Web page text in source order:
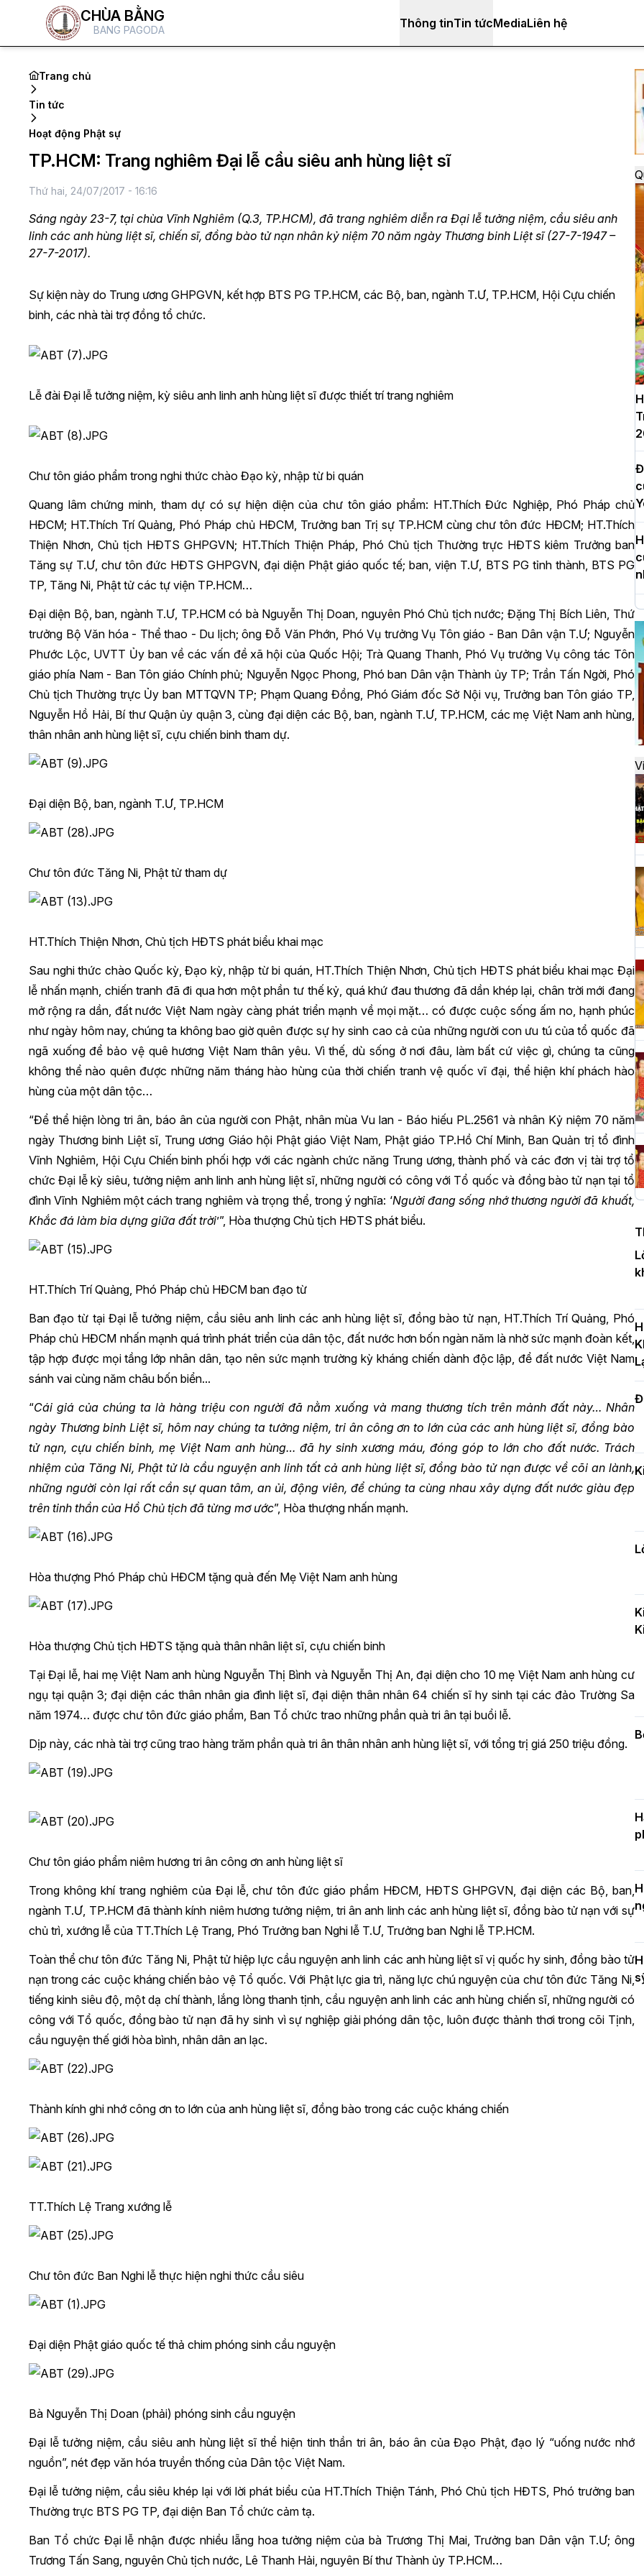
CHÙA BẰNG
BANG PAGODA Thông tinTin tứcMediaLiên hệ
Trang chủ
Tin tức
Hoạt động Phật sự
TP.HCM: Trang nghiêm Đại lễ cầu siêu anh hùng liệt sĩ
Thứ hai, 24/07/2017 - 16:16
Sáng ngày 23-7, tại chùa Vĩnh Nghiêm (Q.3, TP.HCM), đã trang nghiêm diễn ra Đại lễ tưởng niệm, cầu siêu anh
linh các anh hùng liệt sĩ, chiến sĩ, đồng bào tử nạn nhân kỷ niệm 70 năm ngày Thương binh Liệt sĩ (27-7-1947 –
27-7-2017).
Sự kiện này do Trung ương GHPGVN, kết hợp BTS PG TP.HCM, các Bộ, ban, ngành T.Ư, TP.HCM, Hội Cựu chiến
binh, các nhà tài trợ đồng tổ chức.
Lễ đài Đại lễ tưởng niệm, kỳ siêu anh linh anh hùng liệt sĩ được thiết trí trang nghiêm
Chư tôn giáo phẩm trong nghi thức chào Đạo kỳ, nhập từ bi quán
Quang lâm chứng minh, tham dự có sự hiện diện của chư tôn giáo phẩm: HT.Thích Đức Nghiệp, Phó Pháp chủ
HĐCM; HT.Thích Trí Quảng, Phó Pháp chủ HĐCM, Trưởng ban Trị sự TP.HCM cùng chư tôn đức HĐCM; HT.Thích
Thiện Nhơn, Chủ tịch HĐTS GHPGVN; HT.Thích Thiện Pháp, Phó Chủ tịch Thường trực HĐTS kiêm Trưởng ban
Tăng sự T.Ư, chư tôn đức HĐTS GHPGVN, đại diện Phật giáo quốc tế; ban, viện T.Ư, BTS PG tỉnh thành, BTS PG
TP, Tăng Ni, Phật tử các tự viện TP.HCM…
Đại diện Bộ, ban, ngành T.Ư, TP.HCM có bà Nguyễn Thị Doan, nguyên Phó Chủ tịch nước; Đặng Thị Bích Liên, Thứ
trưởng Bộ Văn hóa - Thể thao - Du lịch; ông Đỗ Văn Phớn, Phó Vụ trưởng Vụ Tôn giáo - Ban Dân vận T.Ư; Nguyễn
Phước Lộc, UVTT Ủy ban về các vấn đề xã hội của Quốc Hội; Trà Quang Thanh, Phó Vụ trưởng Vụ công tác Tôn
giáo phía Nam - Ban Tôn giáo Chính phủ; Nguyễn Ngọc Phong, Phó ban Dân vận Thành ủy TP; Trần Tấn Ngời, Phó
Chủ tịch Thường trực Ủy ban MTTQVN TP; Phạm Quang Đồng, Phó Giám đốc Sở Nội vụ, Trưởng ban Tôn giáo TP,
Nguyễn Hồ Hải, Bí thư Quận ủy quận 3, cùng đại diện các Bộ, ban, ngành T.Ư, TP.HCM, các mẹ Việt Nam anh hùng,
thân nhân anh hùng liệt sĩ, cựu chiến binh tham dự.
Đại diện Bộ, ban, ngành T.Ư, TP.HCM
Chư tôn đức Tăng Ni, Phật tử tham dự
HT.Thích Thiện Nhơn, Chủ tịch HĐTS phát biểu khai mạc
Sau nghi thức chào Quốc kỳ, Đạo kỳ, nhập từ bi quán, HT.Thích Thiện Nhơn, Chủ tịch HĐTS phát biểu khai mạc Đại
lễ nhấn mạnh, chiến tranh đã đi qua hơn một phần tư thế kỷ, quá khứ đau thương đã dần khép lại, chân trời mới đang
mở rộng ra dần, đất nước Việt Nam ngày càng phát triển mạnh về mọi mặt… có được cuộc sống ấm no, hạnh phúc
như ngày hôm nay, chúng ta không bao giờ quên được sự hy sinh cao cả của những người con ưu tú của tổ quốc đã
ngã xuống để bảo vệ quê hương Việt Nam thân yêu. Vì thế, dù sống ở nơi đâu, làm bất cứ việc gì, chúng ta cũng
không thể nào quên được những năm tháng hào hùng của thời chiến tranh vệ quốc vĩ đại, thể hiện khí phách hào
hùng của một dân tộc…
“Để thể hiện lòng tri ân, báo ân của người con Phật, nhân mùa Vu lan - Báo hiếu PL.2561 và nhân Kỷ niệm 70 năm
ngày Thương binh Liệt sĩ, Trung ương Giáo hội Phật giáo Việt Nam, Phật giáo TP.Hồ Chí Minh, Ban Quản trị tổ đình
Vĩnh Nghiêm, Hội Cựu Chiến binh phối hợp với các ngành chức năng Trung ương, thành phố và các đơn vị tài trợ tổ
chức Đại lễ kỳ siêu, tưởng niệm anh linh anh hùng liệt sĩ, những người có công với Tổ quốc và đồng bào tử nạn tại tổ
đình Vĩnh Nghiêm một cách trang nghiêm và trọng thể, trong ý nghĩa: ‘Người đang sống nhớ thương người đã khuất,
Khắc đá làm bia dựng giữa đất trời’”, Hòa thượng Chủ tịch HĐTS phát biểu.
HT.Thích Trí Quảng, Phó Pháp chủ HĐCM ban đạo từ
Ban đạo từ tại Đại lễ tưởng niệm, cầu siêu anh linh các anh hùng liệt sĩ, đồng bào tử nạn, HT.Thích Trí Quảng, Phó
Pháp chủ HĐCM nhấn mạnh quá trình phát triển của dân tộc, đất nước hơn bốn ngàn năm là nhờ sức mạnh đoàn kết,
tập hợp được mọi tầng lớp nhân dân, tạo nên sức mạnh trường kỳ kháng chiến dành độc lập, để đất nước Việt Nam
sánh vai cùng năm châu bốn biển...
“Cái giá của chúng ta là hàng triệu con người đã nằm xuống và mang thương tích trên mảnh đất này… Nhân
ngày Thương binh Liệt sĩ, hôm nay chúng ta tưởng niệm, tri ân công ơn to lớn của các anh hùng liệt sĩ, đồng bào
tử nạn, cựu chiến binh, mẹ Việt Nam anh hùng… đã hy sinh xương máu, đóng góp to lớn cho đất nước. Trách
nhiệm của Tăng Ni, Phật tử là cầu nguyện anh linh tất cả anh hùng liệt sĩ, đồng bào tử nạn được về cõi an lành,
những người còn lại rất cần sự quan tâm, an ủi, động viên, để chúng ta cùng nhau xây dựng đất nước giàu đẹp
trên tinh thần của Hồ Chủ tịch đã từng mơ ước”, Hòa thượng nhấn mạnh.
Hòa thượng Phó Pháp chủ HĐCM tặng quà đến Mẹ Việt Nam anh hùng
Hòa thượng Chủ tịch HĐTS tặng quà thân nhân liệt sĩ, cựu chiến binh
Tại Đại lễ, hai mẹ Việt Nam anh hùng Nguyễn Thị Bình và Nguyễn Thị An, đại diện cho 10 mẹ Việt Nam anh hùng cư
ngụ tại quận 3; đại diện các thân nhân gia đình liệt sĩ, đại diện thân nhân 64 chiến sĩ hy sinh tại các đảo Trường Sa
năm 1974… được chư tôn đức giáo phẩm, Ban Tổ chức trao những phần quà tri ân tại buổi lễ.
Dịp này, các nhà tài trợ cũng trao hàng trăm phần quà tri ân thân nhân anh hùng liệt sĩ, với tổng trị giá 250 triệu đồng.
Chư tôn giáo phẩm niêm hương tri ân công ơn anh hùng liệt sĩ
Trong không khí trang nghiêm của Đại lễ, chư tôn đức giáo phẩm HĐCM, HĐTS GHPGVN, đại diện các Bộ, ban,
ngành T.Ư, TP.HCM đã thành kính niêm hương tưởng niệm, tri ân anh linh các anh hùng liệt sĩ, đồng bào tử nạn với sự
chủ trì, xướng lễ của TT.Thích Lệ Trang, Phó Trưởng ban Nghi lễ T.Ư, Trưởng ban Nghi lễ TP.HCM.
Toàn thể chư tôn đức Tăng Ni, Phật tử hiệp lực cầu nguyện anh linh các anh hùng liệt sĩ vị quốc hy sinh, đồng bào tử
nạn trong các cuộc kháng chiến bảo vệ Tổ quốc. Với Phật lực gia trì, năng lực chú nguyện của chư tôn đức Tăng Ni,
tiếng kinh siêu độ, một dạ chí thành, lắng lòng thanh tịnh, cầu nguyện anh linh các anh hùng chiến sĩ, những người có
công với Tổ quốc, đồng bào tử nạn đã hy sinh vì sự nghiệp giải phóng dân tộc, luôn được thảnh thơi trong cõi Tịnh,
cầu nguyện thế giới hòa bình, nhân dân an lạc.
Thành kính ghi nhớ công ơn to lớn của anh hùng liệt sĩ, đồng bào trong các cuộc kháng chiến
TT.Thích Lệ Trang xướng lễ
Chư tôn đức Ban Nghi lễ thực hiện nghi thức cầu siêu
Đại diện Phật giáo quốc tế thả chim phóng sinh cầu nguyện
Bà Nguyễn Thị Doan (phải) phóng sinh cầu nguyện
Đại lễ tưởng niệm, cầu siêu anh hùng liệt sĩ thể hiện tinh thần tri ân, báo ân của Đạo Phật, đạo lý “uống nước nhớ
nguồn”, nét đẹp văn hóa truyền thống của Dân tộc Việt Nam.
Đại lễ tưởng niệm, cầu siêu khép lại với lời phát biểu của HT.Thích Thiện Tánh, Phó Chủ tịch HĐTS, Phó trưởng ban
Thường trực BTS PG TP, đại diện Ban Tổ chức cảm tạ.
Ban Tổ chức Đại lễ nhận được nhiều lẵng hoa tưởng niệm của bà Trương Thị Mai, Trưởng ban Dân vận T.Ư; ông
Trương Tấn Sang, nguyên Chủ tịch nước, Lê Thanh Hải, nguyên Bí thư Thành ủy TP.HCM…